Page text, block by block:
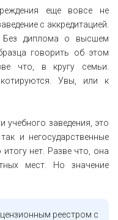
еще вовсе не
с аккредитацией.
Без диплома о высшем
говорить об этом
что, в кругу семьи.
Увы, или к
учебного заведения, это
и негосударственные
нет. Разве что, она
мест. Но значение
реестром с